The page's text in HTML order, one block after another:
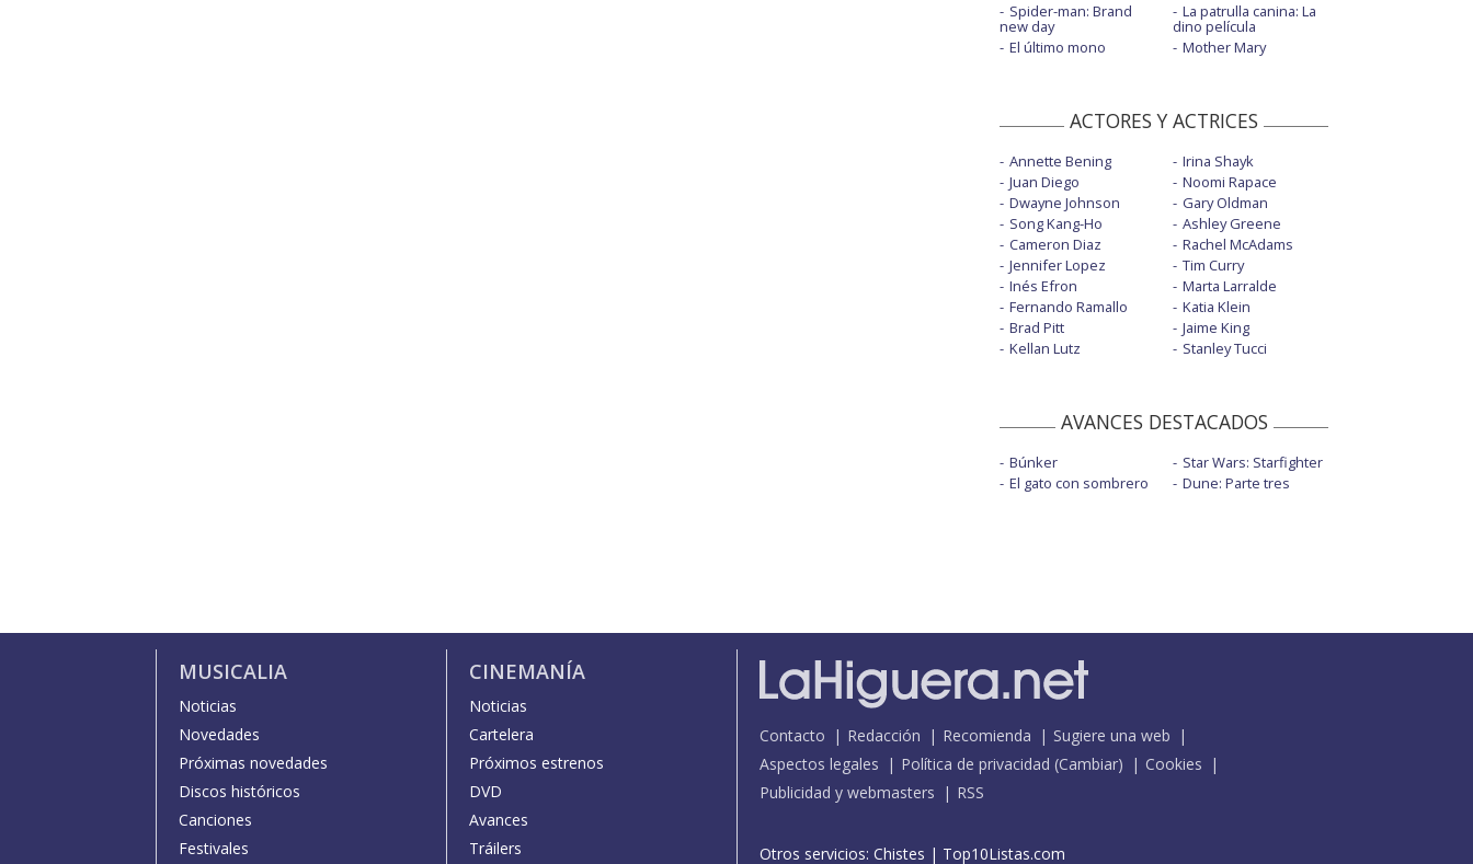
Spider-man: Brand
new day
El último mono
La patrulla canina: La
dino película
Mother Mary
ACTORES Y ACTRICES
Annette Bening
Juan Diego
Dwayne Johnson
Song Kang-Ho
Cameron Diaz
Jennifer Lopez
Inés Efron
Fernando Ramallo
Brad Pitt
Kellan Lutz
Irina Shayk
Noomi Rapace
Gary Oldman
Ashley Greene
Rachel McAdams
Tim Curry
Marta Larralde
Katia Klein
Jaime King
Stanley Tucci
AVANCES DESTACADOS
Búnker
El gato con sombrero
Star Wars: Starfighter
Dune: Parte tres
MUSICALIA
Noticias
Novedades
Próximas novedades
Discos históricos
Canciones
Festivales
CINEMANÍA
Noticias
Cartelera
Próximos estrenos
DVD
Avances
Tráilers
Contacto Redacción Recomienda
Sugiere una web
Aspectos legales
Política de privacidad (Cambiar)
Cookies
Publicidad y webmasters
RSS
Otros servicios: Chistes | Top10Listas.com